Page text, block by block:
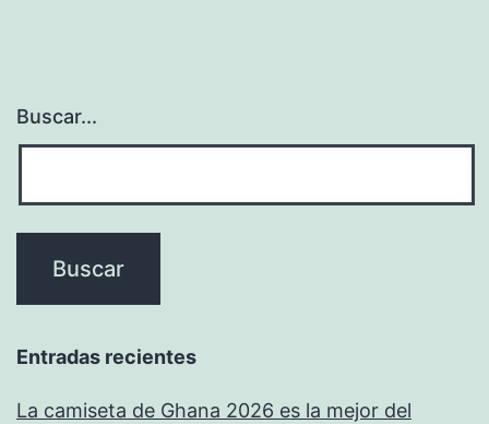
Buscar...
Entradas recientes
La camiseta de Ghana 2026 es la mejor del